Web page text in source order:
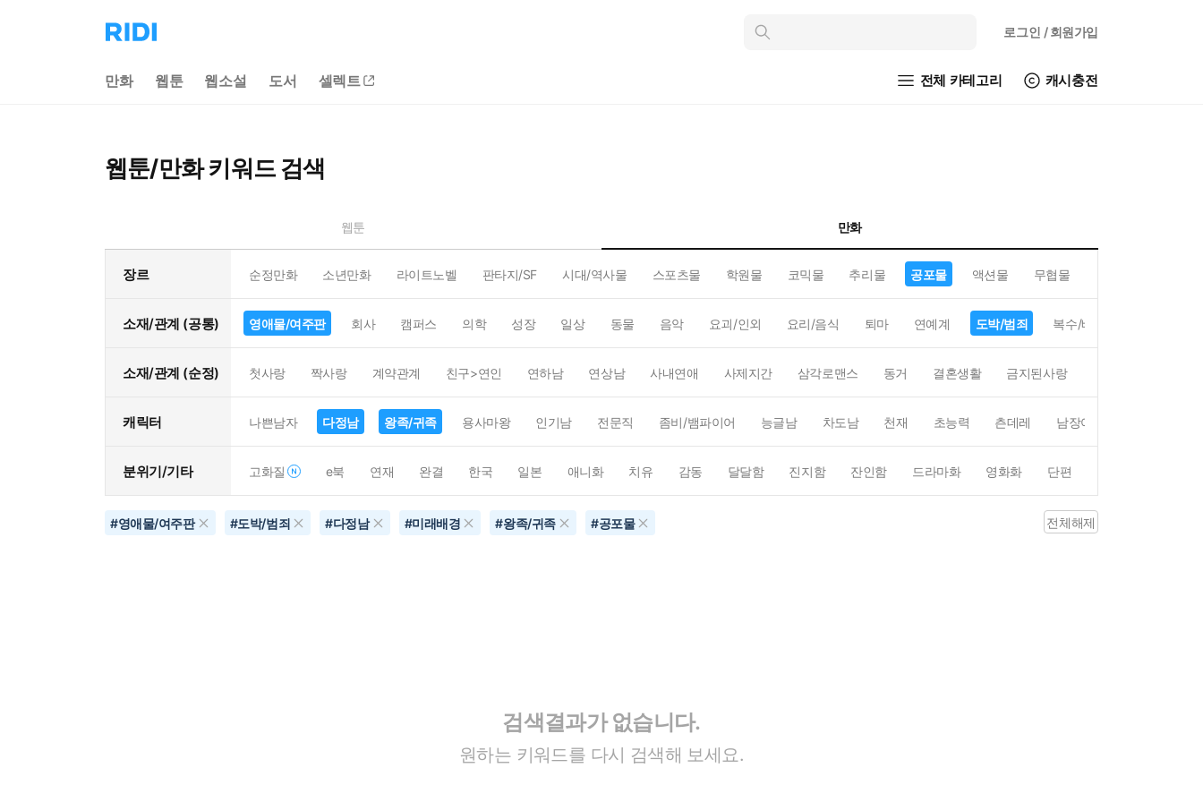
리
디
으
인
로그인 / 회원가입
만화 웹툰 웹소설 도서 셀렉트 전체 카테고리 캐시충전
웹툰/만화 키워드 검색
웹툰 만화
장르 순정만화 소년만화 라이트노벨 판타지/SF 시대/역사물 스포츠물 학원물 코믹물 추리물 공포물 액션물 무협물
소재/관계 (공통) 영애물/여주판 회사 캠퍼스 의학 성장 일상 동물 음악 요괴/인외 요리/음식 퇴마 연예계 도박/범죄 복수/배신
소재/관계 (순정) 첫사랑 짝사랑 계약관계 친구>연인 연하남 연상남 사내연애 사제지간 삼각로맨스 동거 결혼생활 금지된사랑
캐릭터 나쁜남자 다정남 왕족/귀족 용사마왕 인기남 전문직 좀비/뱀파이어 능글남 차도남 천재 초능력 츤데레 남장여자
분위기/기타 고화질 e북 연재 완결 한국 일본 애니화 치유 감동 달달함 진지함 잔인함 드라마화 영화화 단편
#영애물/여주판 #도박/범죄 #다정남 #미래배경 #왕족/귀족 #공포물 전체해제
검색결과가 없습니다.
원하는 키워드를 다시 검색해 보세요.